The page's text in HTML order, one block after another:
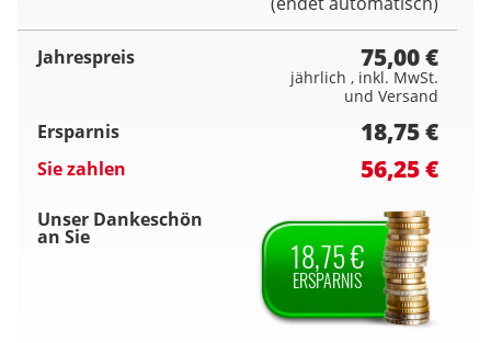
Jahrespreis 75,00 €
jährlich , inkl. MwSt.
und Versand
Ersparnis 18,75 €
Sie zahlen 56,25 €
Unser Dankeschön
an Sie 18,75 €
ERSPARNIS